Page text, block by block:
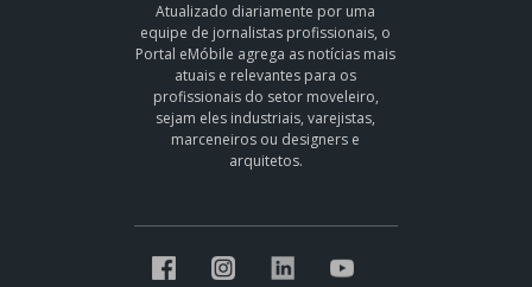
Atualizado diariamente por uma
equipe de jornalistas profissionais, o
Portal eMóbile agrega as notícias mais
atuais e relevantes para os
profissionais do setor moveleiro,
sejam eles industriais, varejistas,
marceneiros ou designers e
arquitetos.